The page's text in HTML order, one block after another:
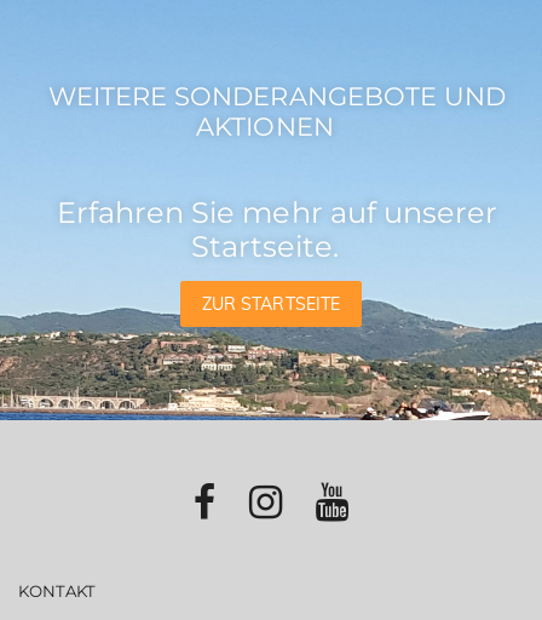
WEITERE SONDERANGEBOTE UND
AKTIONEN
Erfahren Sie mehr auf unserer
Startseite.
ZUR STARTSEITE
KONTAKT